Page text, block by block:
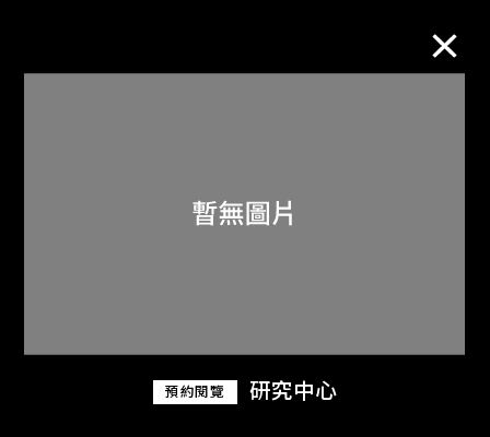
預約閱覽 研究中心
關於M+藏品
探索世界頂級的二十及二十一世紀視覺